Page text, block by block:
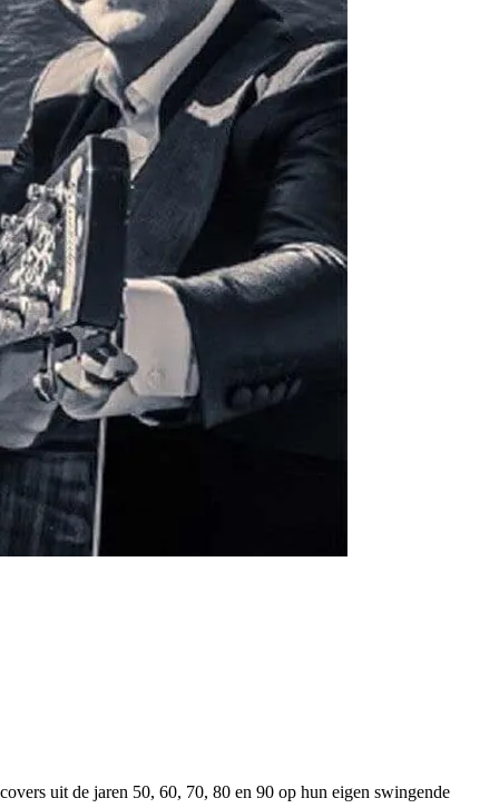
uit de jaren 50, 60, 70, 80 en 90 op hun eigen swingende